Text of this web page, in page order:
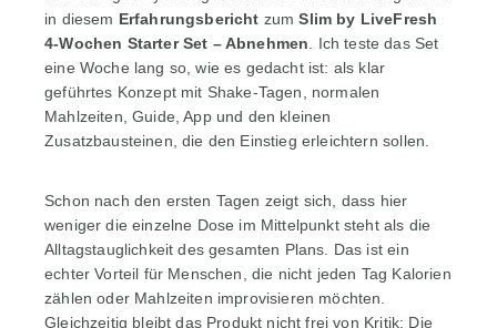
in diesem Erfahrungsbericht zumSlim by LiveFresh
4-Wochen Starter Set – Abnehmen . Ich teste das Set
eine Woche lang so, wie es gedacht ist: als klar
geführtes Konzept mit Shake-Tagen, normalen
Mahlzeiten, Guide, App und den kleinen
Zusatzbausteinen, die den Einstieg erleichtern sollen.
Schon nach den ersten Tagen zeigt sich, dass hier
weniger die einzelne Dose im Mittelpunkt steht als die
Alltagstauglichkeit des gesamten Plans. Das ist ein
echter Vorteil für Menschen, die nicht jeden Tag Kalorien
zählen oder Mahlzeiten improvisieren möchten.
Gleichzeitig bleibt das Produkt nicht frei von Kritik: Die